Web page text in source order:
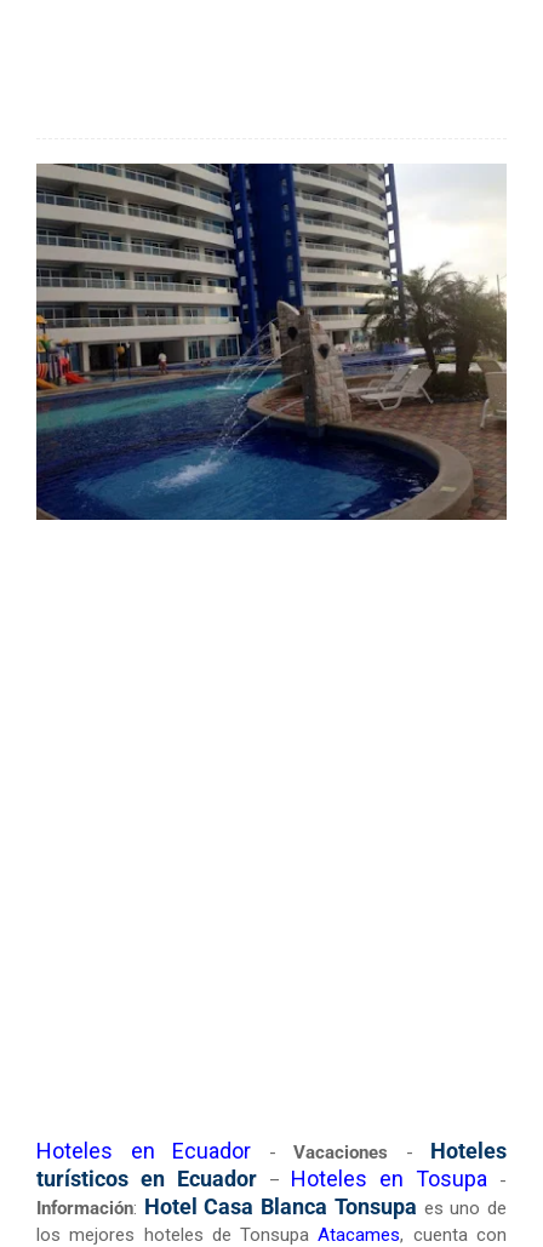
Hoteles en Ecuador - Vacaciones - Hoteles
turísticos en Ecuador– Hoteles en Tosupa -
Información: Hotel Casa Blanca Tonsupa es uno de
los mejores hoteles de TonsupaAtacames, cuenta con